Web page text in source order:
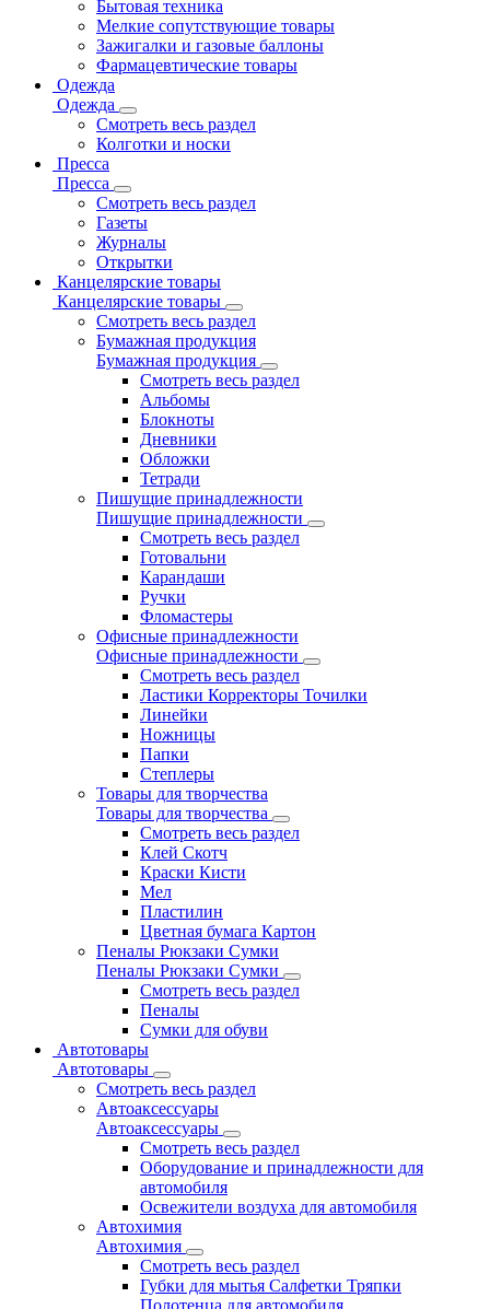
Бытовая техника
Мелкие сопутствующие товары
Зажигалки и газовые баллоны
Фармацевтические товары
Одежда
Одежда
Смотреть весь раздел
Колготки и носки
Пресса
Пресса
Смотреть весь раздел
Газеты
Журналы
Открытки
Канцелярские товары
Канцелярские товары
Смотреть весь раздел
Бумажная продукция
Бумажная продукция
Смотреть весь раздел
Альбомы
Блокноты
Дневники
Обложки
Тетради
Пишущие принадлежности
Пишущие принадлежности
Смотреть весь раздел
Готовальни
Карандаши
Ручки
Фломастеры
Офисные принадлежности
Офисные принадлежности
Смотреть весь раздел
Ластики Корректоры Точилки
Линейки
Ножницы
Папки
Степлеры
Товары для творчества
Товары для творчества
Смотреть весь раздел
Клей Скотч
Краски Кисти
Мел
Пластилин
Цветная бумага Картон
Пеналы Рюкзаки Сумки
Пеналы Рюкзаки Сумки
Смотреть весь раздел
Пеналы
Сумки для обуви
Автотовары
Автотовары
Смотреть весь раздел
Автоаксессуары
Автоаксессуары
Смотреть весь раздел
Оборудование и принадлежности для
автомобиля
Освежители воздуха для автомобиля
Автохимия
Автохимия
Смотреть весь раздел
Губки для мытья Салфетки Тряпки
Полотенца для автомобиля